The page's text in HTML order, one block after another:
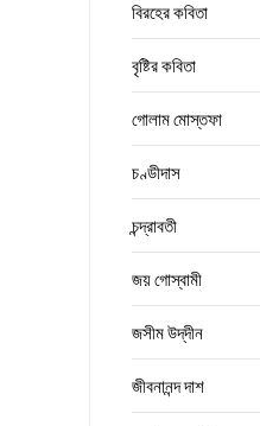
বিরহের কবিতা
বৃষ্টির কবিতা
গোলাম মোস্তফা
চণ্ডীদাস
চন্দ্রাবতী
জয় গোস্বামী
জসীম উদ্‌দীন
জীবনানন্দ দাশ